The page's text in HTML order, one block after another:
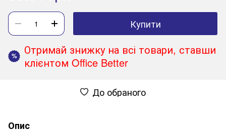
Купити
%
Отримай знижку на всі товари, ставши
клієнтом Office Better
До обраного
Опис